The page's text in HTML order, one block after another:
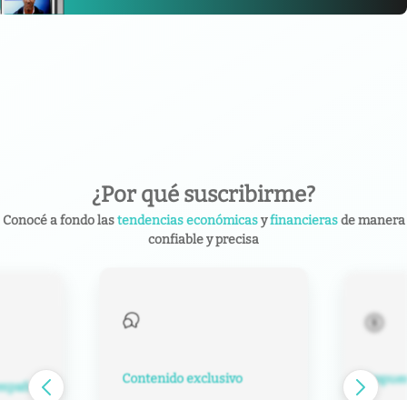
¿Por qué suscribirme?
Conocé a fondo lastendencias económicasyfinancierasde manera
confiable y precisa
Contenido exclusivo